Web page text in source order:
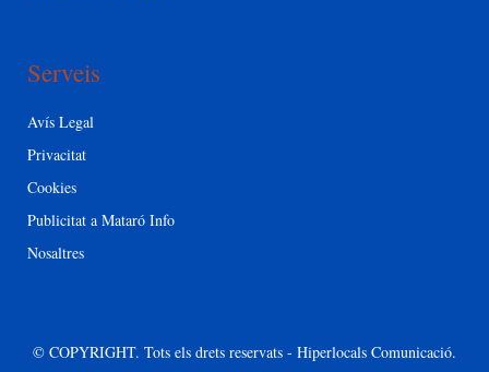
Serveis
Avís Legal
Privacitat
Cookies
Publicitat a Mataró Info
Nosaltres
© COPYRIGHT. Tots els drets reservats - Hiperlocals Comunicació.